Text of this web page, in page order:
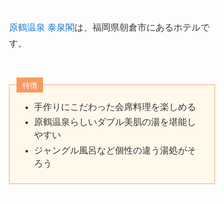
原鶴温泉 泰泉閣は、福岡県朝倉市にあるホテルで
す。
特徴
手作りにこだわった会席料理を楽しめる
原鶴温泉らしいダブル美肌の湯を堪能し
やすい
ジャングル風呂など個性の違う湯処がそ
ろう